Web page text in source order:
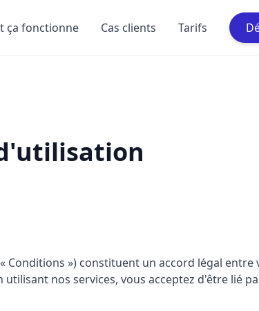
ça fonctionne Cas clients Tarifs
Conditions ») constituent un accord légal entre
utilisant nos services, vous acceptez d'être lié